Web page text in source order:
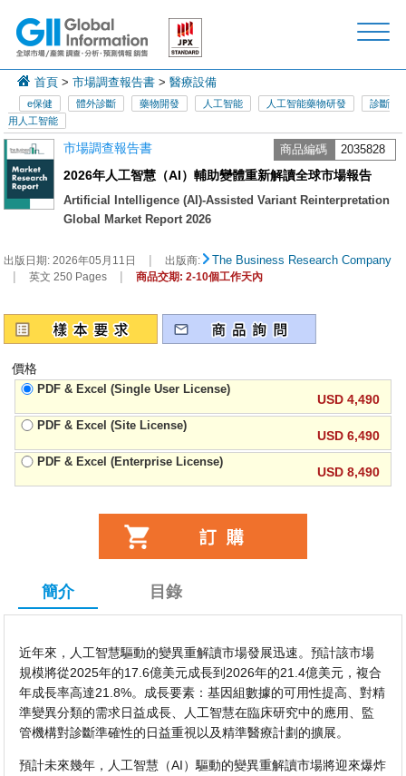
首頁 >市場調查報告書 >醫療設備
e保健 體外診斷 藥物開發 人工智能 人工智能藥物研發
診斷
用人工智能
市場調查報告書 商品編碼 2035828
2026年人工智慧（AI）輔助變體重新解讀全球市場報告
Artificial Intelligence (AI)-Assisted Variant Reinterpretation
Global Market Report 2026
出版日期:2026年05月11日 | 出版商: The Business Research Company
| 英文 250 Pages | 商品交期: 2-10個工作天內
價格
PDF & Excel (Single User License)
USD 4,490
PDF & Excel (Site License)
USD 6,490
PDF & Excel (Enterprise License)
USD 8,490
簡介 目錄
近年來，人工智慧驅動的變異重解讀市場發展迅速。預計該市場
規模將從2025年的17.6億美元成長到2026年的21.4億美元，複合
年成長率高達21.8%。成長要素：基因組數據的可用性提高、對精
準變異分類的需求日益成長、人工智慧在臨床研究中的應用、監
管機構對診斷準確性的日益重視以及精準醫療計劃的擴展。
預計未來幾年，人工智慧（AI）驅動的變異重解讀市場將迎來爆炸